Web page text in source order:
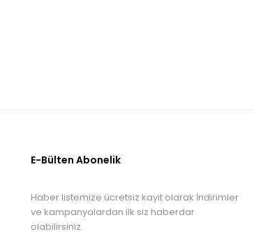
E-Bülten Abonelik
Haber listemize ücretsiz kayıt olarak İndirimler
ve kampanyalardan ilk siz haberdar
olabilirsiniz.